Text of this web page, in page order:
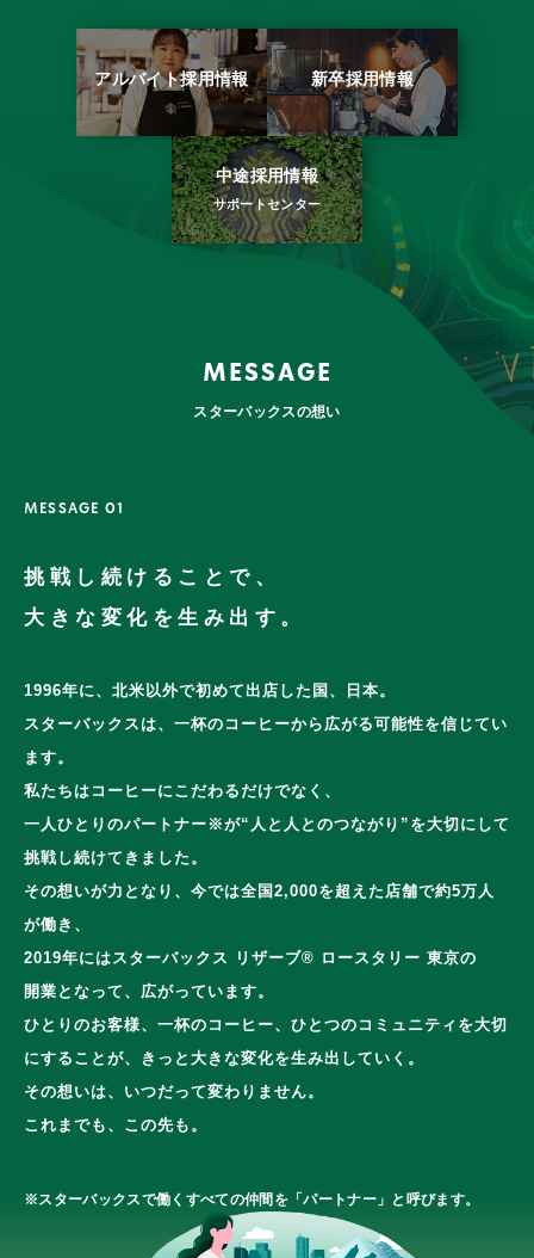
スターバックスでの働き方
アルバイト採用情報 新卒採用情報
中途採用情報
サポートセンター
MESSAGE
スターバックスの想い
MESSAGE 01
挑戦し続けることで、
大きな変化を生み出す。
1996年に、北米以外で初めて出店した国、日本。
スターバックスは、 一杯のコーヒーから広がる可能性を信じてい
ます。
私たちはコーヒーにこだわるだけでなく、
一人ひとりのパートナー※が“人と人とのつながり”を大切にして
挑戦し続けてきました。
その想いが力となり、 今では全国2,000を超えた店舗で約5万人
が働き、
2019年にはスターバックス リザーブ® ロースタリー 東京の
開業となって、広がっています。
ひとりのお客様、一杯のコーヒー、ひとつのコミュニティを大切
にすることが、きっと大きな変化を生み出していく。
その想いは、いつだって変わりません。
これまでも、この先も。
※スターバックスで働くすべての仲間を「パートナー」と呼びます。